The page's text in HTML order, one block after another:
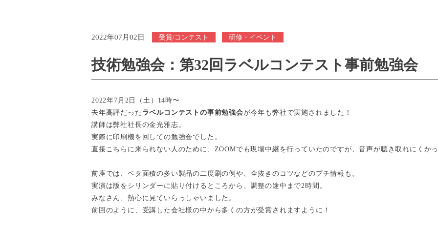
2022年07月02日 受賞/コンテスト 研修・イベント
技術勉強会：第32回ラベルコンテスト事前勉強会
2022年7月2日（土）14時〜
去年高評だった ラベルコンテストの事前勉強会が今年も弊社で実施されました！
講師は弊社社長の金光雅志。
実際に印刷機を回しての勉強会でした。
直接こちらに来られない人のために、ZOOMでも現場中継を行っていたのですが、音声が聴き取れにくか
前座では、ベタ面積の多い製品の二度刷の例や、全抜きのコツなどのプチ情報も。
実演は版をシリンダーに貼り付けるところから、調整の途中まで2時間。
みなさん、熱心に見ていらっしゃいました。
前回のように、受講した会社様の中から多くの方が受賞されますように！